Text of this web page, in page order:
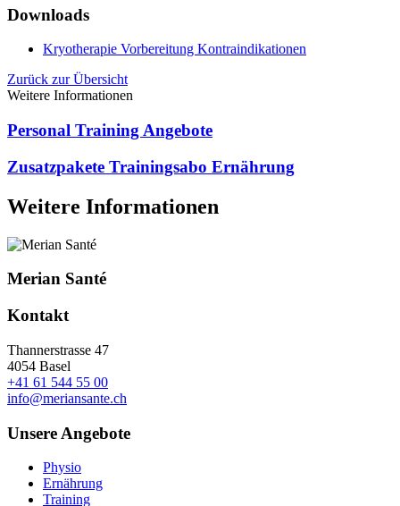
Downloads
Kryotherapie Vorbereitung Kontraindikationen
Zurück zur Übersicht
Weitere Informationen
Personal Training Angebote
Zusatzpakete Trainingsabo Ernährung
Weitere Informationen
Merian Santé
Kontakt
Thannerstrasse 47
4054 Basel
+41 61 544 55 00
info@meriansante.ch
Unsere Angebote
Physio
Ernährung
Training